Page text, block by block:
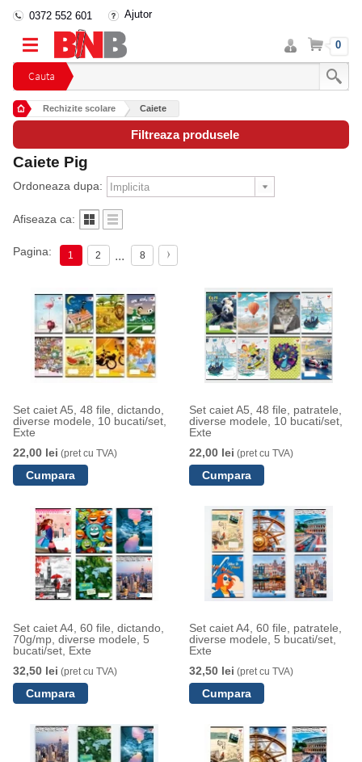
Cauta
0372 552 601 Ajutor
Intra
in
cont
Cos 0
Rechizite scolare Caiete
Filtreaza produsele
Caiete Pig
Ordoneaza dupa:
Afiseaza ca:
Pagina: 1 2 ... 8
Set caiet A5, 48 file, dictando,
diverse modele, 10 bucati/set,
Exte
22,00 lei (pret cu TVA)
Set caiet A5, 48 file, patratele,
diverse modele, 10 bucati/set,
Exte
22,00 lei (pret cu TVA)
Set caiet A4, 60 file, dictando,
70g/mp, diverse modele, 5
bucati/set, Exte
32,50 lei (pret cu TVA)
Set caiet A4, 60 file, patratele,
diverse modele, 5 bucati/set,
Exte
32,50 lei (pret cu TVA)